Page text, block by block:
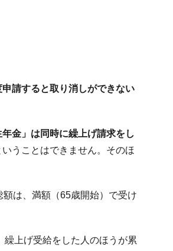
申請すると取り消しができない
金」は同時に繰上げ請求をし
うことはできません。そのほ
は、満額（65歳開始）で受け
上げ受給をした人のほうが累